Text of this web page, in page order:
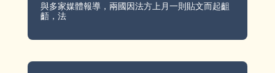
與多家媒體報導，兩國因法方上月一則貼文而起齟
齬，法